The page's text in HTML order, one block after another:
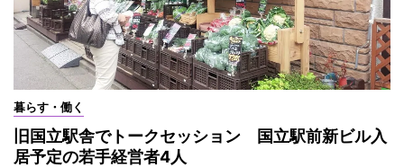
暮らす・働く
旧国立駅舎でトークセッション 国立駅前新ビル入
居予定の若手経営者4人